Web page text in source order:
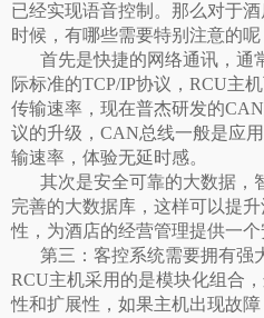
已经实现语音控制。那么对于
时候，有哪些需要特别注意的呢
首先是快捷的网络通讯，通
际标准的TCP/IP协议， RCU主
传输速率，现在普杰研发的CAN
议的升级， CAN总线一般是应
输速率，体验无延时感。
其次是安全可靠的大数据，
完善的大数据库，这样可以提
性，为酒店的经营管理提供一个
第三：客控系统需要拥有强
RCU主机采用的是模块化组合
性和扩展性，如果主机出现故